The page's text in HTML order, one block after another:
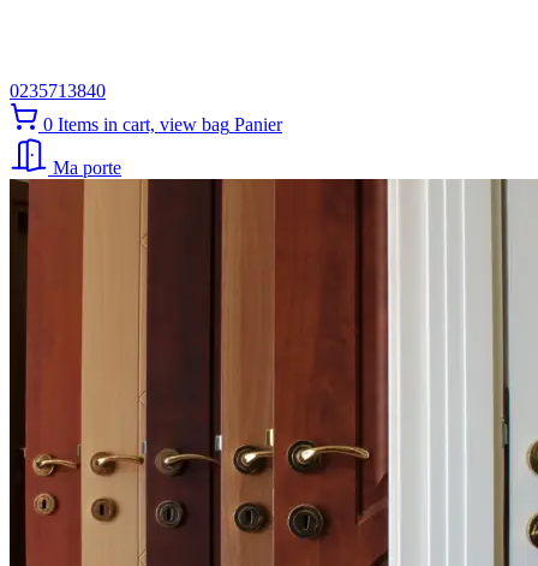
0235713840
0 Items in cart, view bag Panier
Ma porte